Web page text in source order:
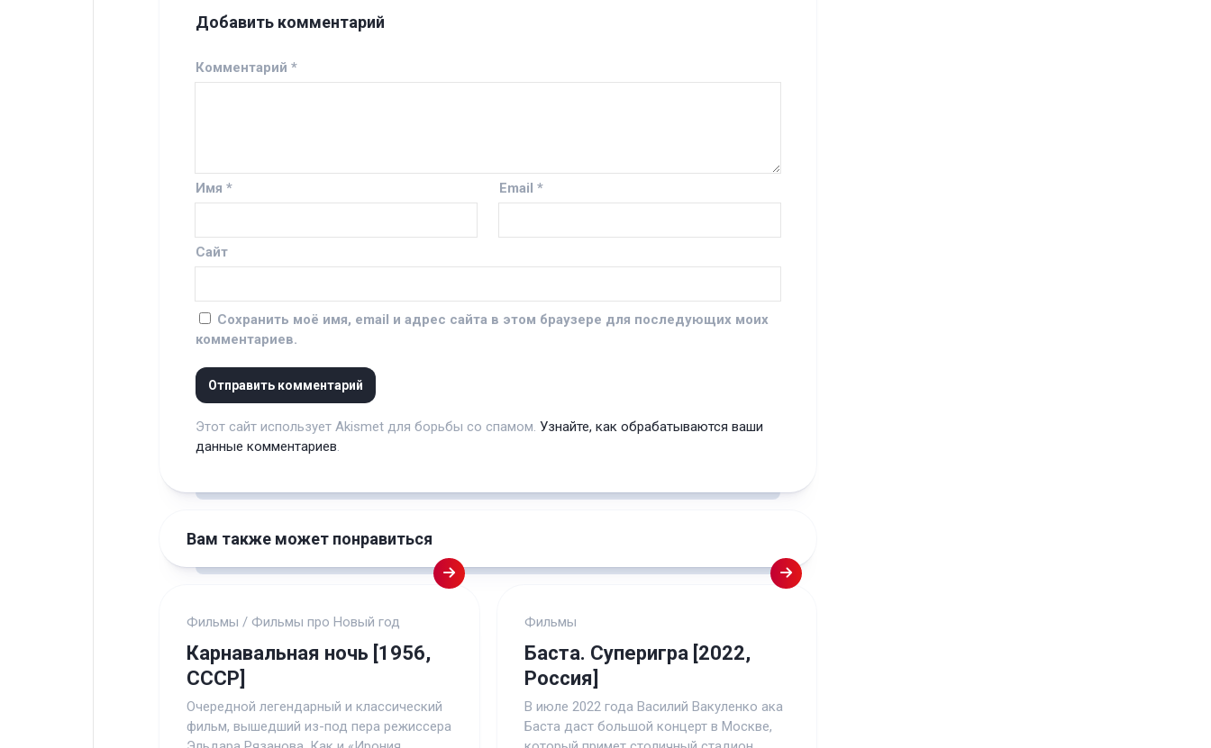
Добавить комментарий
Комментарий *
Имя * Email*
Сайт
Сохранить моё имя, email и адрес сайта в этом браузере для последующих моих
комментариев.
Этот сайт использует Akismet для борьбы со спамом. Узнайте, как обрабатываются ваши
данные комментариев.
Вам также может понравиться
Фильмы / Фильмы про Новый год
Карнавальная ночь [1956,
СССР]
Очередной легендарный и классический
фильм, вышедший из-под пера режиссера
Фильмы
Баста. Суперигра [2022,
Россия]
В июле 2022 года Василий Вакуленко ака
Баста даст большой концерт в Москве,